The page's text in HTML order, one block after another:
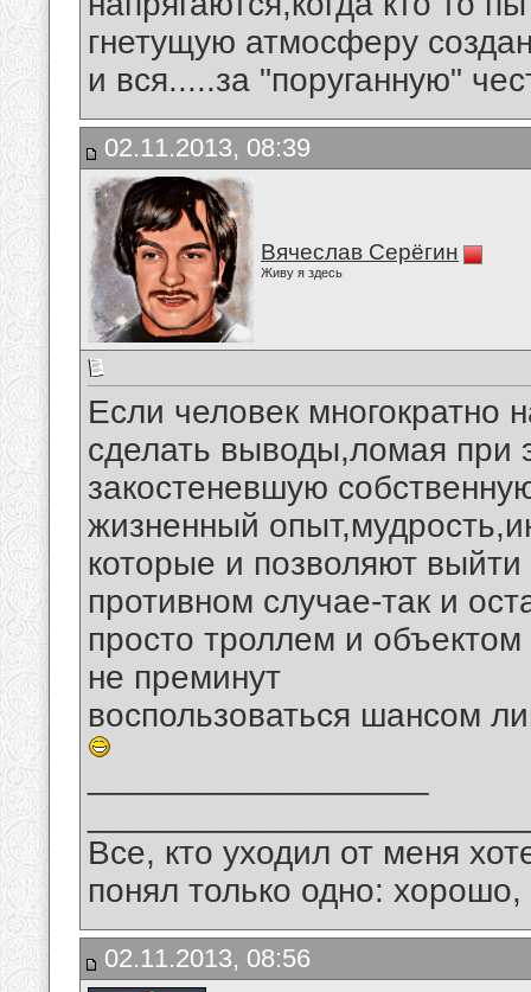
гнетущую атмосферу
и вся.....за "поруганную"
02.11.2013, 08:39
Вячеслав Серёгин
Живу я здесь
Если человек многократно
сделать выводы,ломая при
закостеневшую
жизненный
которые и позволяют
противном случае-так и
просто троллем и
не преминут
воспользоваться шансом
Все, кто уходил от меня
понял только одно:
02.11.2013, 08:56